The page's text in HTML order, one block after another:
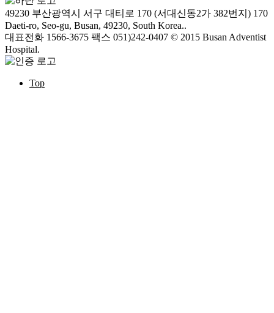
49230 부산광역시 서구 대티로 170 (서대신동2가 382번지) 170
Daeti-ro, Seo-gu, Busan, 49230, South Korea..
대표전화 1566-3675 팩스 051)242-0407 © 2015 Busan Adventist
Hospital.
Top